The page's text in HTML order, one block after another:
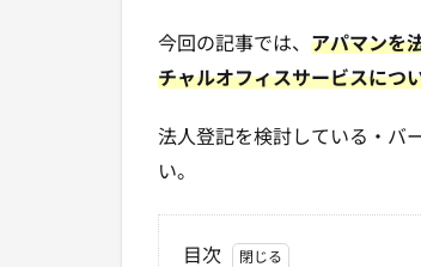
今回の記事では、 アパマンを
チャルオフィスサービスにつ
法人登記を検討している・バ
い。
目次